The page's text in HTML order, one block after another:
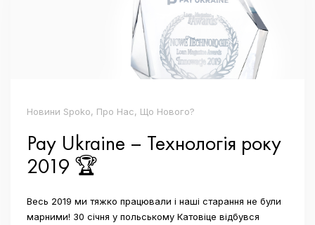
Новини Spoko, Про Нас, Що Нового?
Pay Ukraine – Технологія року
2019 🏆
Весь 2019 ми тяжко працювали і наші старання не були
марними! 30 січня у польському Катовіце відбувся